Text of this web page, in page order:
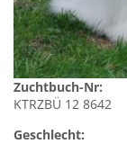
Zuchtbuch-Nr:
KTRZBÜ 12 8642
Geschlecht: